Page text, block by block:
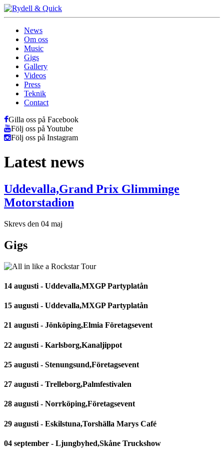
News
Om oss
Music
Gigs
Gallery
Videos
Press
Teknik
Contact
Gilla oss på Facebook
Följ oss på Youtube
Följ oss på Instagram
Latest news
Uddevalla,Grand Prix Glimminge
Motorstadion
Skrevs den 04 maj
Gigs
14 augusti - Uddevalla,MXGP Partyplatån
15 augusti - Uddevalla,MXGP Partyplatån
21 augusti - Jönköping,Elmia Företagsevent
22 augusti - Karlsborg,Kanaljippot
25 augusti - Stenungsund,Företagsevent
27 augusti - Trelleborg,Palmfestivalen
28 augusti - Norrköping,Företagsevent
29 augusti - Eskilstuna,Torshälla Marys Café
04 september - Ljungbyhed,Skåne Truckshow